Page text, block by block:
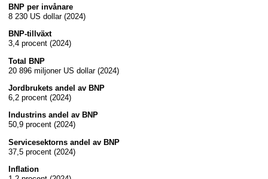
BNP per invånare
8 230 US dollar (2024)
BNP-tillväxt
3,4 procent (2024)
Total BNP
20 896 miljoner US dollar (2024)
Jordbrukets andel av BNP
6,2 procent (2024)
Industrins andel av BNP
50,9 procent (2024)
Servicesektorns andel av BNP
37,5 procent (2024)
Inflation